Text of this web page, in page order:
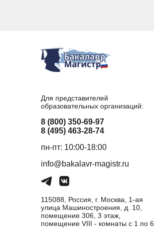
Для представителей
образовательных организаций:
8 (800) 350-69-97
8 (495) 463-28-74
пн-пт: 10:00-18:00
info@bakalavr-magistr.ru
115088, Россия, г. Москва, 1-ая
улица Машиностроения, д. 10,
помещение 306, 3 этаж,
помещение VIII - комнаты с 1 по 6